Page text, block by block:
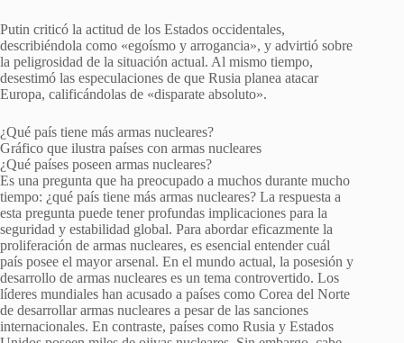
Putin criticó la actitud de los Estados occidentales,
describiéndola como «egoísmo y arrogancia», y advirtió sobre
la peligrosidad de la situación actual. Al mismo tiempo,
desestimó las especulaciones de que Rusia planea atacar
Europa, calificándolas de «disparate absoluto».
¿Qué país tiene más armas nucleares?
Gráfico que ilustra países con armas nucleares
¿Qué países poseen armas nucleares?
Es una pregunta que ha preocupado a muchos durante mucho
tiempo: ¿qué país tiene más armas nucleares? La respuesta a
esta pregunta puede tener profundas implicaciones para la
seguridad y estabilidad global. Para abordar eficazmente la
proliferación de armas nucleares, es esencial entender cuál
país posee el mayor arsenal. En el mundo actual, la posesión y
desarrollo de armas nucleares es un tema controvertido. Los
líderes mundiales han acusado a países como Corea del Norte
de desarrollar armas nucleares a pesar de las sanciones
internacionales. En contraste, países como Rusia y Estados